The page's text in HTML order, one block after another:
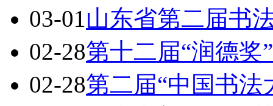
03-01山东省第二届书
02-28第十二届“润德
02-28第二届“中国书